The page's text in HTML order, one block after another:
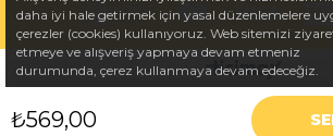
daha iyi hale getirmek için yasal düzenlemelere
çerezler (cookies) kullanıyoruz. Web sitemizi
etmeye ve alışveriş yapmaya devam etmeniz
durumunda, çerez kullanmaya devam edeceğiz.
₺569,00